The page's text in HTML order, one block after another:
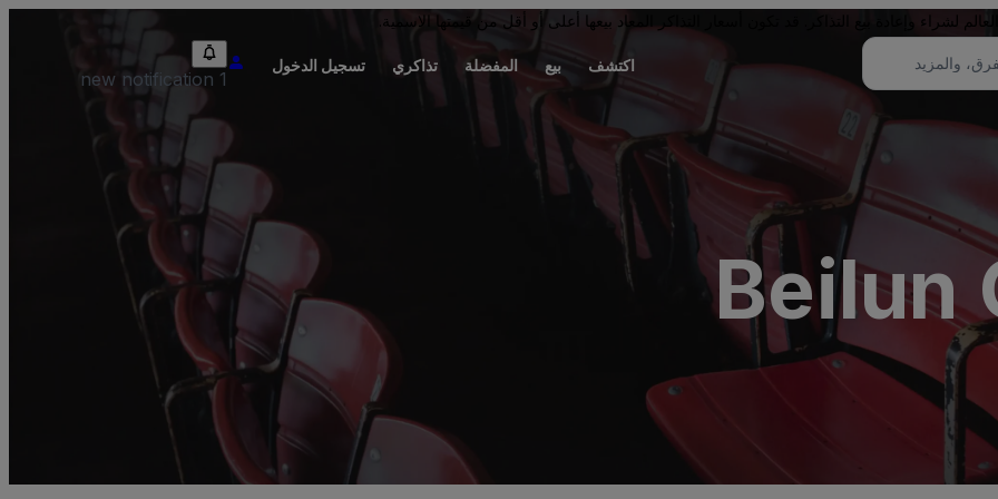
لشراء وإعادة بيع التذاكر. قد تكون أسعار التذاكر المعاد بيعها أعلى أو أقل من قيمتها الاسمية.
اكتشف بيع المفضلة تذاكري تسجيل الدخول
1 new notification
Beilun